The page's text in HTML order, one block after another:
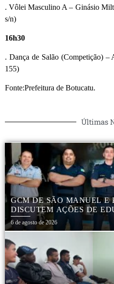
. Vôlei Masculino A – Ginásio
s/n)
16h30
. Dança de Salão (Competição) –
155)
Fonte:Prefeitura de Botucatu.
Últimas
GCM DE SÃO MANUEL E
DISCUTEM AÇÕES DE
SEGURANÇA NO
6 de agosto de 2026